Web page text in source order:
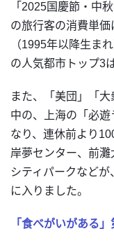
「2025国慶節・中
の旅行客の消費単価
（1995年以降生ま
の人気都市トップ3
また、「美団」「
中の、上海の「必
なり、連休前より
岸夢センター、前灘
シティパークなど
に入りました。
「食べがいがある